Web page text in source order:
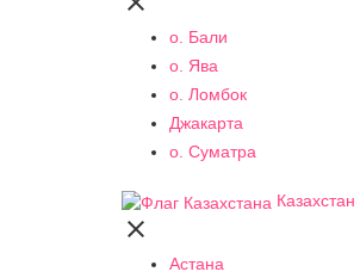
о. Бали
о. Ява
о. Ломбок
Джакарта
о. Суматра
Казахстан

Астана